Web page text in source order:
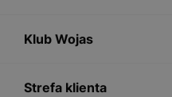
Klub Wojas
Strefa klienta